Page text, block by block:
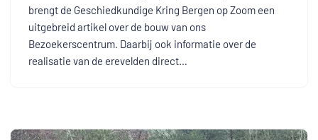
brengt de Geschiedkundige Kring Bergen op Zoom een
uitgebreid artikel over de bouw van ons
Bezoekerscentrum. Daarbij ook informatie over de
realisatie van de erevelden direct…